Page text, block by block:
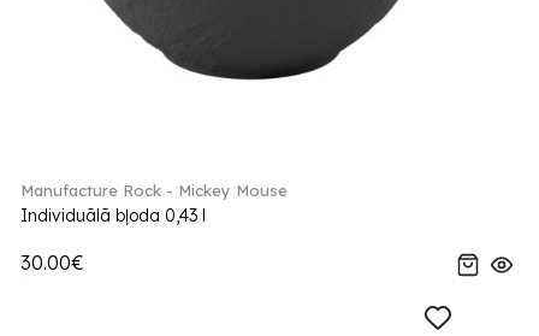
Manufacture Rock - Mickey Mouse
Individuālā bļoda 0,43 l
30.00€